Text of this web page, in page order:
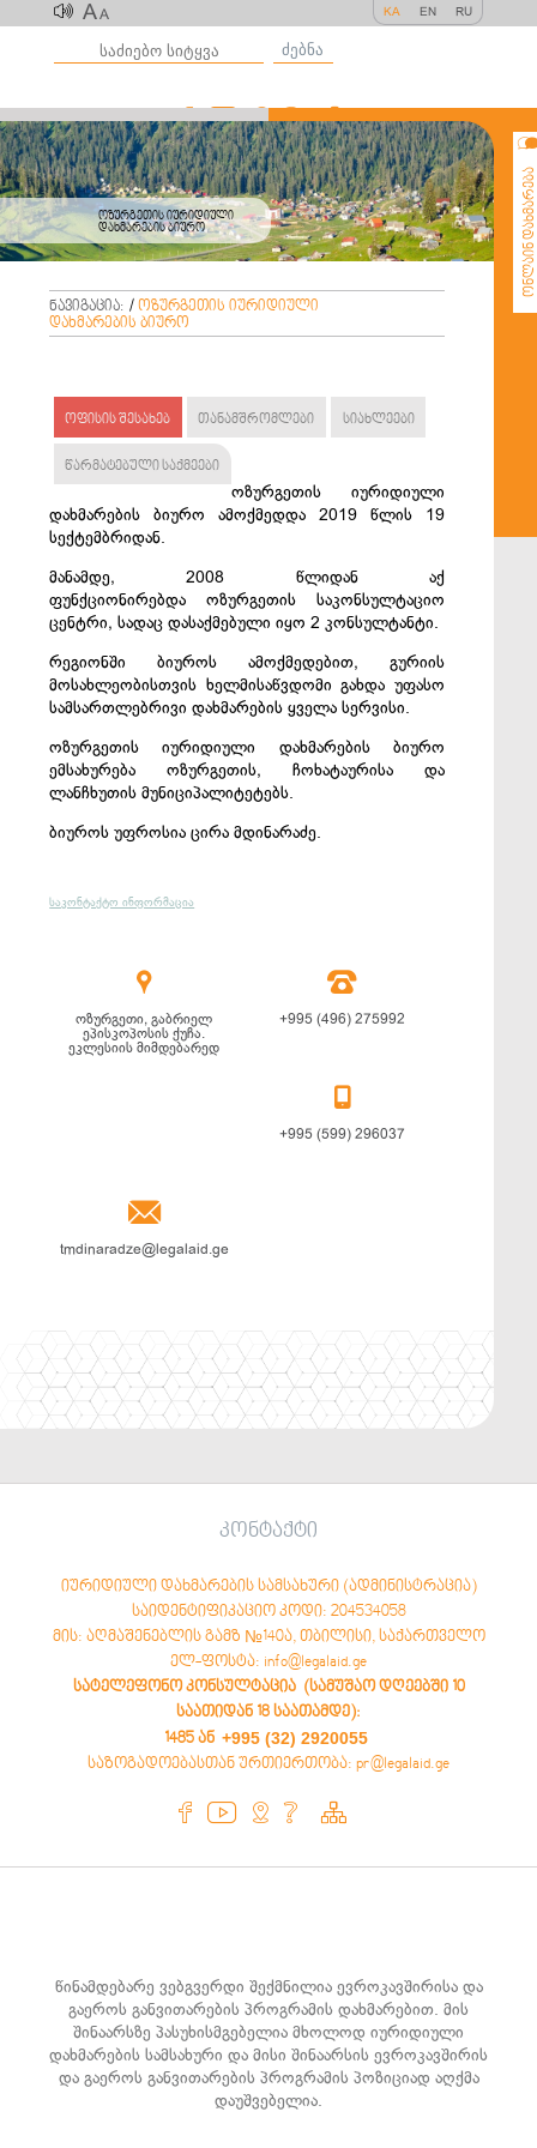
AA KA EN RU
ძებნა
ოზურგეთის იურიდიული
დახმარების ბიურო
ონლაინ დახმარება
ნავიგაცია: / ოზურგეთის იურიდიული
დახმარების ბიურო
ოფისის შესახებ თანამშრომლები სიახლეები
წარმატებული საქმეები
ოზურგეთის იურიდიული
დახმარების ბიურო ამოქმედდა 2019 წლის 19
სექტემბრიდან.
მანამდე, 2008 წლიდან აქ
ფუნქციონირებდა ოზურგეთის საკონსულტაციო
ცენტრი, სადაც დასაქმებული იყო 2 კონსულტანტი.
რეგიონში ბიუროს ამოქმედებით, გურიის
მოსახლეობისთვის ხელმისაწვდომი გახდა უფასო
სამსართლებრივი დახმარების ყველა სერვისი.
ოზურგეთის იურიდიული დახმარების ბიურო
ემსახურება ოზურგეთის, ჩოხატაურისა და
ლანჩხუთის მუნიციპალიტეტებს.
ბიუროს უფროსია ცირა მდინარაძე.
საკონტაქტო ინფორმაცია

ოზურგეთი, გაბრიელ
ეპისკოპოსის ქუჩა.
ეკლესიის მიმდებარედ

+995 (496) 275992

+995 (599) 296037

tmdinaradze@legalaid.ge
კონტაქტი
იურიდიული დახმარების სამსახური (ადმინისტრაცია)
საიდენტიფიკაციო კოდი: 204534058
მის: აღმაშენებლის გამზ №140ა, თბილისი, საქართველო
ელ-ფოსტა: info@legalaid.ge
სატელეფონო კონსულტაცია (სამუშაო დღეებში 10
საათიდან 18 საათამდე):
1485 ან +995 (32) 2920055
საზოგადოებასთან ურთიერთობა: pr@legalaid.ge
წინამდებარე ვებგვერდი შექმნილია ევროკავშირისა და
გაეროს განვითარების პროგრამის დახმარებით. მის
შინაარსზე პასუხისმგებელია მხოლოდ იურიდიული
დახმარების სამსახური და მისი შინაარსის ევროკავშირის
და გაეროს განვითარების პროგრამის პოზიციად აღქმა
დაუშვებელია.